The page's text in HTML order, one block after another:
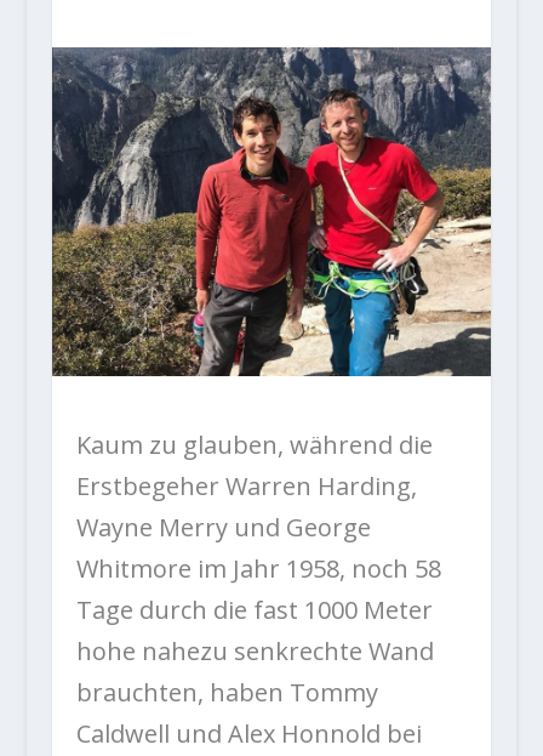
Kaum zu glauben, während die
Erstbegeher Warren Harding,
Wayne Merry und George
Whitmore im Jahr 1958, noch 58
Tage durch die fast 1000 Meter
hohe nahezu senkrechte Wand
brauchten, haben Tommy
Caldwell und Alex Honnold bei